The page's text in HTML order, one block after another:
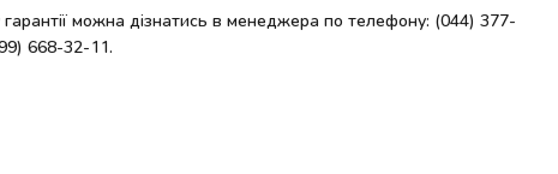
можна дізнатись в менеджера по телефону: (044) 377-
668-32-11.